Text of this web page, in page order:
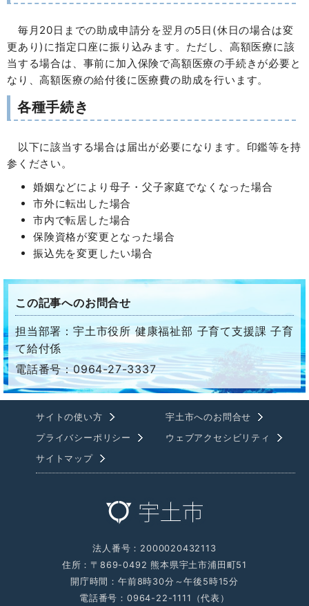
毎月20日までの助成申請分を翌月の5日(休日の場合は変
更あり)に指定口座に振り込みます。ただし、高額医療に該
当する場合は、事前に加入保険で高額医療の手続きが必要と
なり、高額医療の給付後に医療費の助成を行います。
各種手続き
以下に該当する場合は届出が必要になります。印鑑等を持
参ください。
婚姻などにより母子・父子家庭でなくなった場合
市外に転出した場合
市内で転居した場合
保険資格が変更となった場合
振込先を変更したい場合
この記事へのお問合せ
担当部署：宇土市役所 健康福祉部 子育て支援課 子育
て給付係
電話番号：0964-27-3337
サイトの使い方
宇土市へのお問合せ
プライバシーポリシー
ウェブアクセシビリティ
サイトマップ
法人番号：2000020432113
住所：〒869-0492 熊本県宇土市浦田町51
開庁時間：午前8時30分～午後5時15分
電話番号：0964-22-1111（代表）